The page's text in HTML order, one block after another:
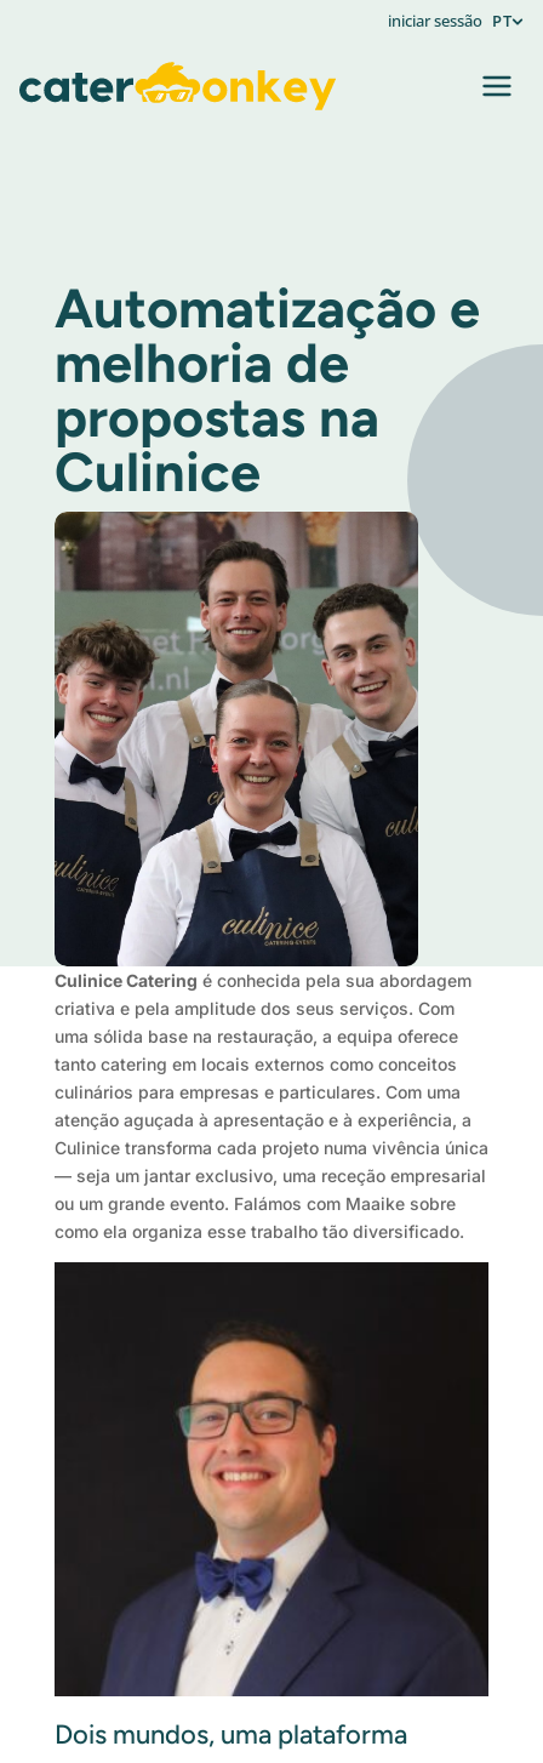
iniciar sessão PT
Automatização e
melhoria de
propostas na
Culinice
Culinice Catering é conhecida pela sua abordagem
criativa e pela amplitude dos seus serviços. Com
uma sólida base na restauração, a equipa oferece
tanto catering em locais externos como conceitos
culinários para empresas e particulares. Com uma
atenção aguçada à apresentação e à experiência, a
Culinice transforma cada projeto numa vivência única
— seja um jantar exclusivo, uma receção empresarial
ou um grande evento. Falámos com Maaike sobre
como ela organiza esse trabalho tão diversificado.
Dois mundos, uma plataforma